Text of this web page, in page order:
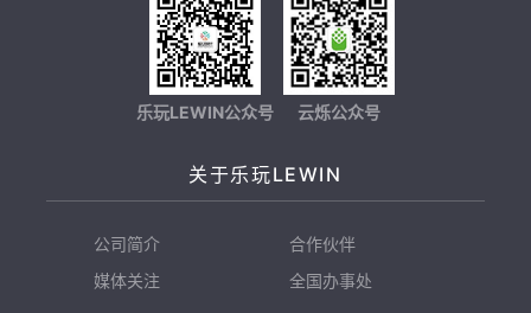
乐玩LEWIN公众号 云烁公众号
关于乐玩LEWIN
公司简介
合作伙伴
媒体关注
全国办事处